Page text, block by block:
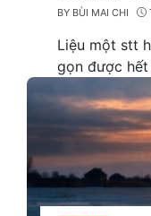
BY BÙI MAI CHI
Liệu một stt
gọn được